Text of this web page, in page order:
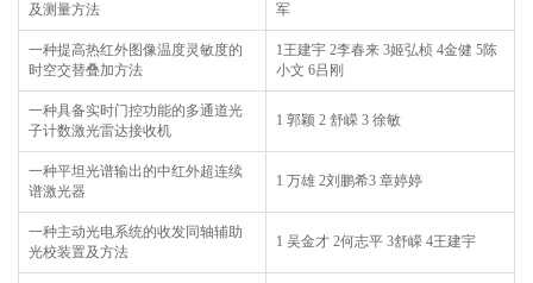
及测量方法
军
一种提高热红外图像温度灵敏度的
时空交替叠加方法
1王建宇 2李春来 3姬弘桢 4金健 5陈
小文 6吕刚
一种具备实时门控功能的多通道光
子计数激光雷达接收机
1 郭颖 2 舒嵘 3 徐敏
一种平坦光谱输出的中红外超连续
谱激光器
1 万雄 2刘鹏希3 章婷婷
一种主动光电系统的收发同轴辅助
光校装置及方法
1 吴金才 2何志平 3舒嵘 4王建宇